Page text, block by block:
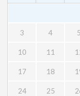
3 4 5
10 11
17 18
24 25